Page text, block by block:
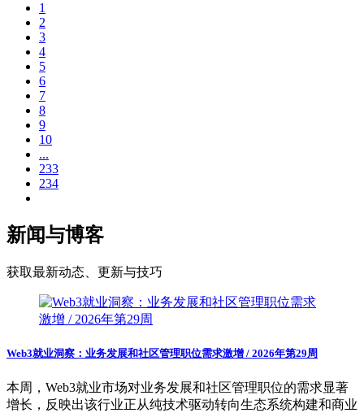
1
2
3
4
5
6
7
8
9
10
...
233
234
新闻与博客
获取最新动态、更新与技巧
Web3就业洞察：业务发展和社区管理职位需求激增 / 2026年第29周
本周，Web3就业市场对业务发展和社区管理职位的需求显著
增长，反映出该行业正从纯技术驱动转向生态系统构建和商业